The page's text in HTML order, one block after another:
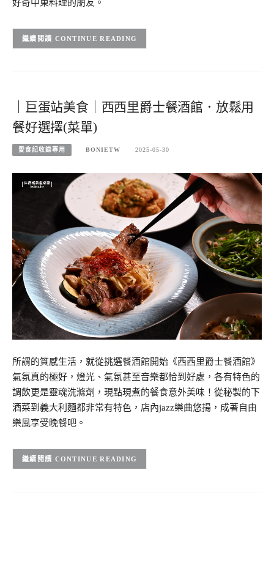
好奇中東料理的朋友。
CONTINUE READING
｜巨蛋站美食｜西西里爵士餐酒館．放鬆用
餐好選擇(菜單)
愛食記收錄專用 BONIETW 2025-05-30
所謂的質感生活，就從挑選餐酒館開始《西西里爵士餐酒館》
氣氛真的極好，燈光、氣氛甚至音樂都恰到好處，各有特色的
調飲更是靈魂洗滌劑，現點現煮的餐食意外美味！從秘製的下
酒菜到義大利麵都非常有特色，店內jazz樂曲悠揚，成著自由
樂風享受晚餐吧。
CONTINUE READING